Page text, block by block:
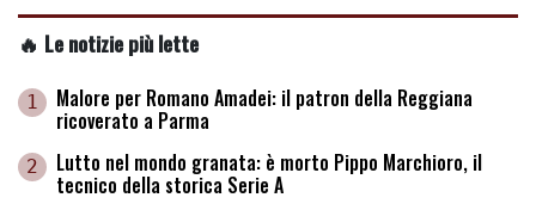
🔥 Le notizie più lette
1 Malore per Romano Amadei: il patron della Reggiana
ricoverato a Parma
2 Lutto nel mondo granata: è morto Pippo Marchioro, il
tecnico della storica Serie A